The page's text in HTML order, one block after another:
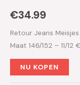
€34.99
Retour Jeans
Maat 146/152 – 11/12
NU KOPEN